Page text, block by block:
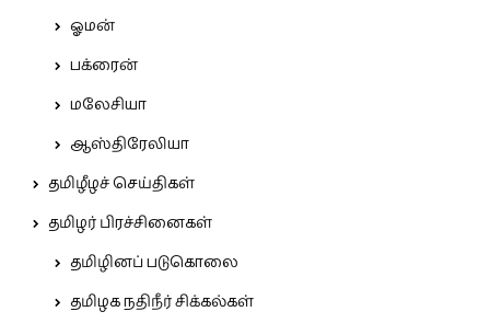
ஓமன்
பக்ரைன்
மலேசியா
ஆஸ்திரேலியா
தமிழீழச் செய்திகள்
தமிழர் பிரச்சினைகள்
தமிழினப் படுகொலை
தமிழக நதிநீர் சிக்கல்கள்